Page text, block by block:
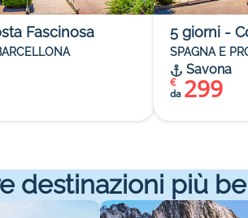
Fascinosa 5 giorni -
SPAGNA E
Savona
da 299
€
destinazioni più